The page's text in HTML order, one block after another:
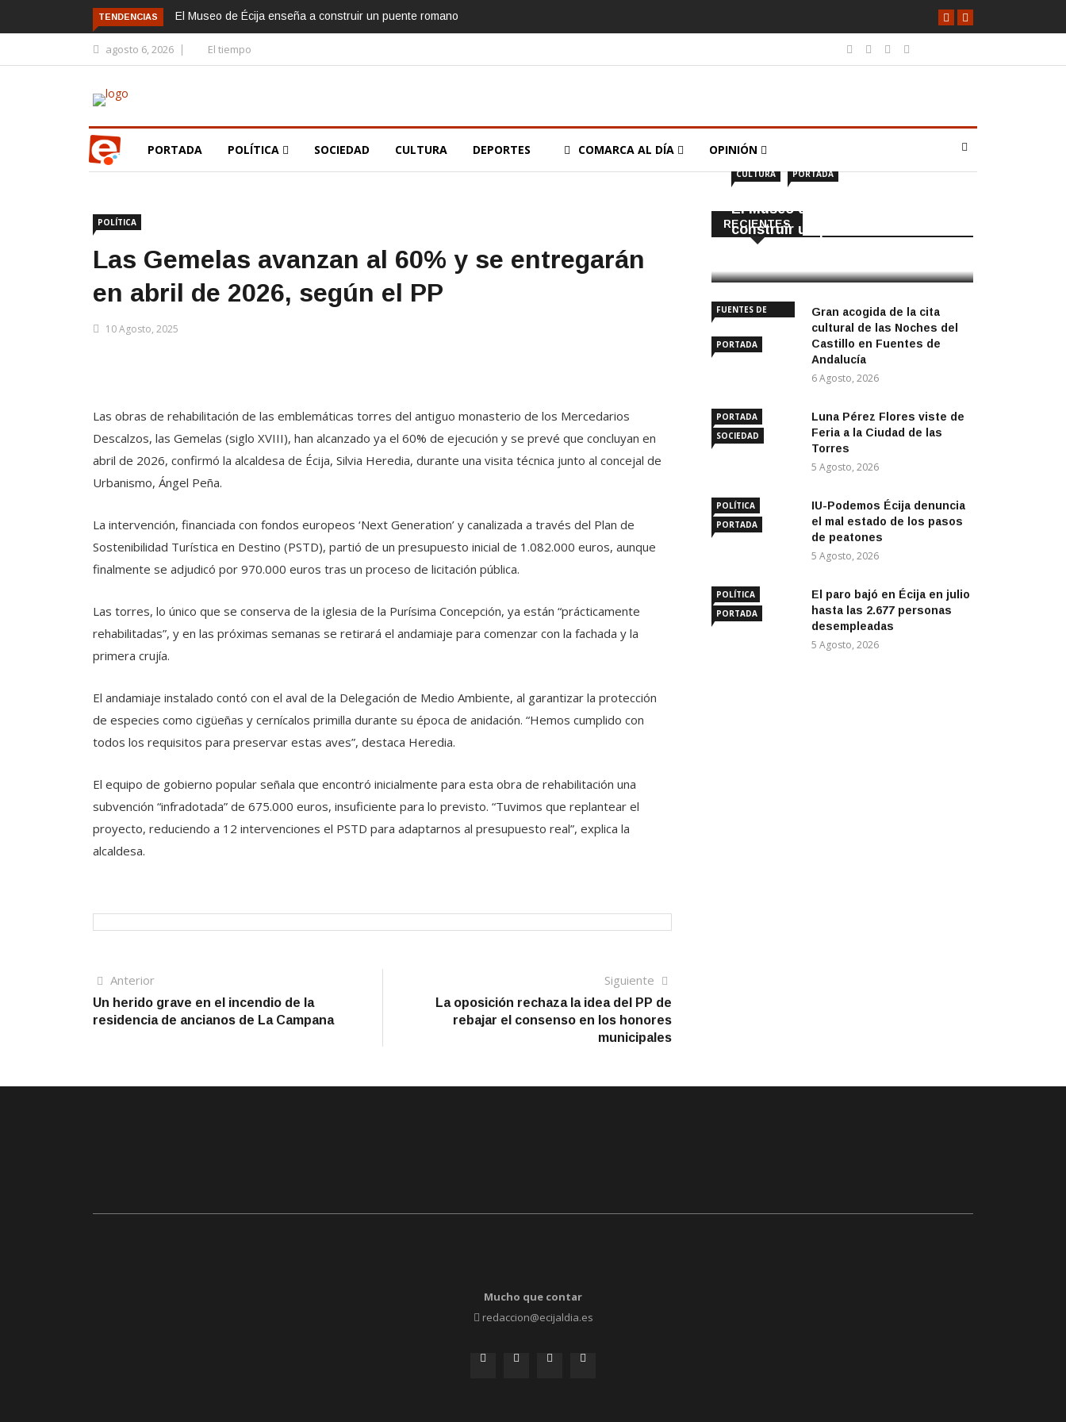
TENDENCIAS El Museo de Écija enseña a construir un puente romano
agosto 6, 2026 El tiempo
PORTADA POLÍTICA SOCIEDAD CULTURA DEPORTES COMARCA AL DÍA OPINIÓN
POLÍTICA
Las Gemelas avanzan al 60% y se entregarán
en abril de 2026, según el PP
10 Agosto, 2025
Las obras de rehabilitación de las emblemáticas torres del antiguo monasterio de los Mercedarios
Descalzos, las Gemelas (siglo XVIII), han alcanzado ya el 60% de ejecución y se prevé que concluyan en
abril de 2026, confirmó la alcaldesa de Écija, Silvia Heredia, durante una visita técnica junto al concejal de
Urbanismo, Ángel Peña.
La intervención, financiada con fondos europeos ‘Next Generation’ y canalizada a través del Plan de
Sostenibilidad Turística en Destino (PSTD), partió de un presupuesto inicial de 1.082.000 euros, aunque
finalmente se adjudicó por 970.000 euros tras un proceso de licitación pública.
Las torres, lo único que se conserva de la iglesia de la Purísima Concepción, ya están “prácticamente
rehabilitadas”, y en las próximas semanas se retirará el andamiaje para comenzar con la fachada y la
primera crujía.
El andamiaje instalado contó con el aval de la Delegación de Medio Ambiente, al garantizar la protección
de especies como cigüeñas y cernícalos primilla durante su época de anidación. “Hemos cumplido con
todos los requisitos para preservar estas aves”, destaca Heredia.
El equipo de gobierno popular señala que encontró inicialmente para esta obra de rehabilitación una
subvención “infradotada” de 675.000 euros, insuficiente para lo previsto. “Tuvimos que replantear el
proyecto, reduciendo a 12 intervenciones el PSTD para adaptarnos al presupuesto real”, explica la
alcaldesa.
Navegación
de
AnteriorArtículo
anterior
Un herido grave en el incendio de la
residencia de ancianos de La Campana
Siguiente
La oposición rechaza la idea del PP de
rebajar el consenso en los honores
municipales
RECIENTES
CULTURA PORTADA
El Museo de Écija enseña a
construir un puente romano
FUENTES DE
PORTADA
Gran acogida de la cita
cultural de las Noches del
Castillo en Fuentes de
Andalucía
6 Agosto, 2026
PORTADA
SOCIEDAD
Luna Pérez Flores viste de
Feria a la Ciudad de las
Torres
5 Agosto, 2026
POLÍTICA
PORTADA
IU-Podemos Écija denuncia
el mal estado de los pasos
de peatones
5 Agosto, 2026
POLÍTICA
PORTADA
El paro bajó en Écija en julio
hasta las 2.677 personas
desempleadas
5 Agosto, 2026
Mucho que contar
redaccion@ecijaldia.es